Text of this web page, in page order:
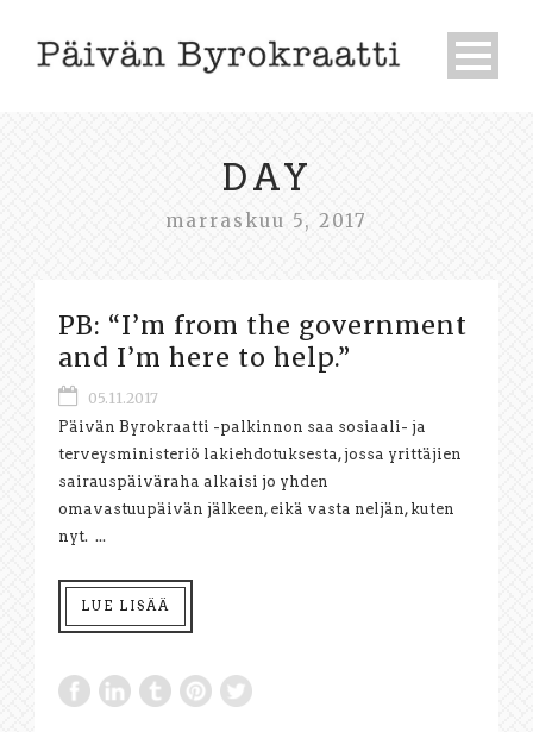
DAY
marraskuu 5, 2017
PB: “I’m from the government
and I’m here to help.”
05.11.2017
Päivän Byrokraatti -palkinnon saa sosiaali- ja
terveysministeriö lakiehdotuksesta, jossa yrittäjien
sairauspäiväraha alkaisi jo yhden
omavastuupäivän jälkeen, eikä vasta neljän, kuten
nyt. ...
LUE LISÄÄ